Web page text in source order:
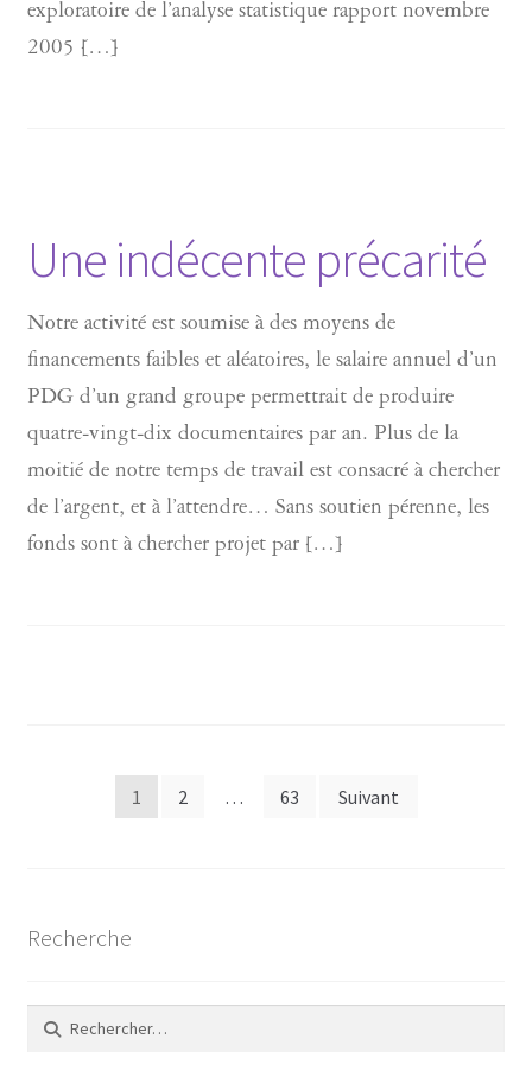
exploratoire de l’analyse statistique rapport novembre
2005 […]
Une indécente précarité
Notre activité est soumise à des moyens de
financements faibles et aléatoires, le salaire annuel d’un
PDG d’un grand groupe permettrait de produire
quatre-vingt-dix documentaires par an. Plus de la
moitié de notre temps de travail est consacré à chercher
de l’argent, et à l’attendre… Sans soutien pérenne, les
fonds sont à chercher projet par […]
Pagination
1 2 … 63 Suivant
Recherche
Rechercher :